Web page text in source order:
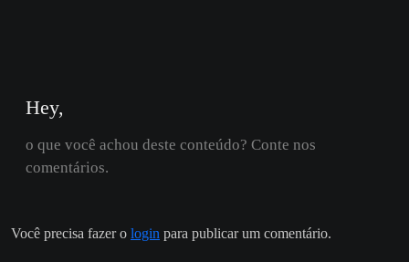
Hey,
o que você achou deste conteúdo? Conte nos
comentários.
Você precisa fazer o login para publicar um comentário.